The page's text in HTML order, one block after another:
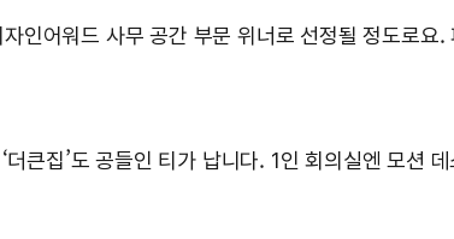
인어워드 사무 공간 부문 위너로 선정될 정도로요
큰집’도 공들인 티가 납니다. 1인 회의실엔 모션